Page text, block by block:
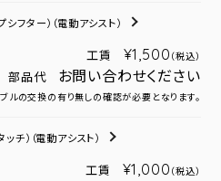
シフター） （電動アシスト）
工賃 ¥1,500 （税込）
部品代 お問い合わせください
ルの交換の有り無しの確認が必要となります。
ッチ） （電動アシスト）
工賃 ¥1,000 （税込）